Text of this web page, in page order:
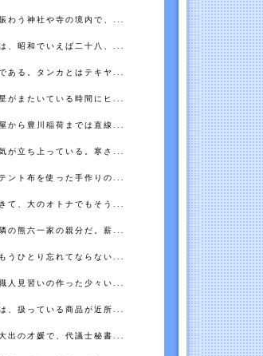
わう神社や寺の境内で、...
、昭和でいえば二十八、...
ある。タンカとはテキヤ...
がまたいている時間にヒ...
から豊川稲荷までは直線...
が立ち上っている。寒さ...
ント布を使った手作りの...
て、大のオトナでもそう...
の熊六一家の親分だ。薪...
うひとり忘れてならない...
人見習いの作った少々い...
、扱っている商品が近所...
出の才媛で、代議士秘書...